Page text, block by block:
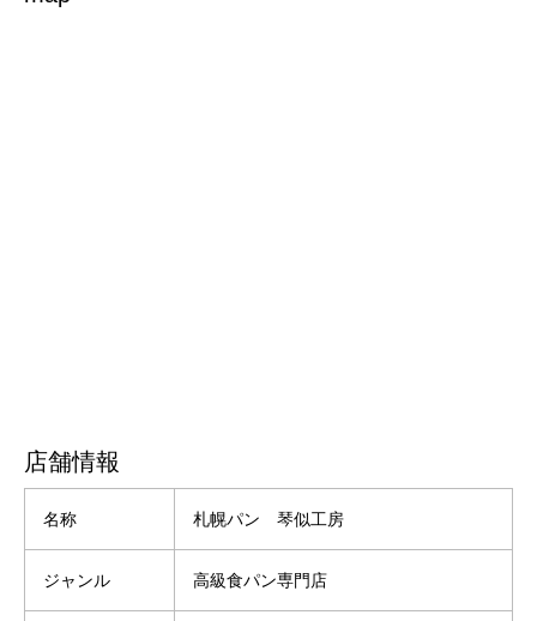
店舗情報
名称 札幌パン 琴似工房
ジャンル 高級食パン専門店